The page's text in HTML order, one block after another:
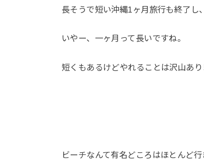
長そうで短い沖縄1ヶ月旅行も終了し
いやー、一ヶ月って長いですね。
短くもあるけどやれることは沢山あり
ビーチなんて有名どころはほとんど行